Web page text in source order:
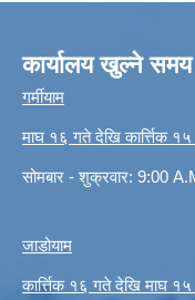
कार्यालय खुल्ने समय
गर्मीयाम
माघ १६ गते देखि कार्त्तिक
सोमबार - शुक्रवार: 9:00
जाडोयाम
कार्त्तिक १६ गते देखि माघ